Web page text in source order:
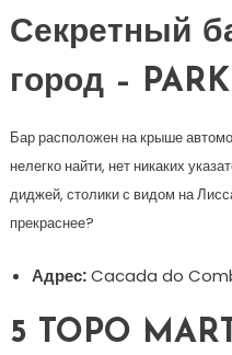
Секретный
город – PARK
Бар расположен на крыше
нелегко найти, нет никаких
диджей, столики с видом на
прекраснее?
Адрес:Cacada do
5 TOPO